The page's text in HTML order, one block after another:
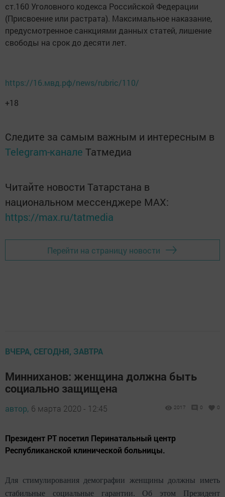
ст.160 Уголовного кодекса Российской Федерации
(Присвоение или растрата). Максимальное наказание,
предусмотренное санкциями данных статей, лишение
свободы на срок до десяти лет.
https://16.мвд.рф/news/rubric/110/
+18
Следите за самым важным и интересным в
Telegram-канале Татмедиа
Читайте новости Татарстана в
национальном мессенджере MАХ:
https://max.ru/tatmedia
Перейти на страницу новости
ВЧЕРА, СЕГОДНЯ, ЗАВТРА
Минниханов: женщина должна быть
социально защищена
автор, 6 марта 2020 - 12:45 2017 0 0
Президент РТ посетил Перинатальный центр
Республиканской клинической больницы.
Для стимулирования демографии женщины должны иметь
стабильные социальные гарантии. Об этом Президент